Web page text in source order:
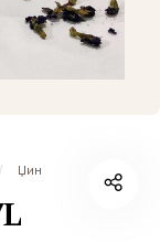
/ Џин